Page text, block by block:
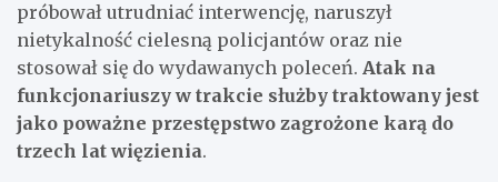
próbował utrudniać interwencję, naruszył
nietykalność cielesną policjantów oraz nie
stosował się do wydawanych poleceń. Atak na
funkcjonariuszy w trakcie służby traktowany jest
jako poważne przestępstwo zagrożone karą do
trzech lat więzienia.